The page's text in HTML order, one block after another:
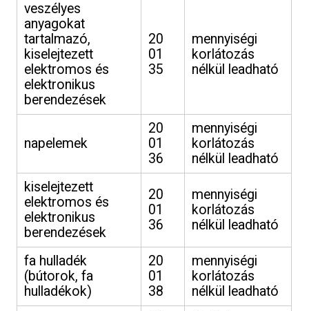
veszélyes
anyagokat
tartalmazó,
kiselejtezett
elektromos és
elektronikus
berendezések
20
01
35
mennyiségi
korlátozás
nélkül leadható
napelemek
20
01
36
mennyiségi
korlátozás
nélkül leadható
kiselejtezett
elektromos és
elektronikus
berendezések
20
01
36
mennyiségi
korlátozás
nélkül leadható
fa hulladék
(bútorok, fa
hulladékok)
20
01
38
mennyiségi
korlátozás
nélkül leadható